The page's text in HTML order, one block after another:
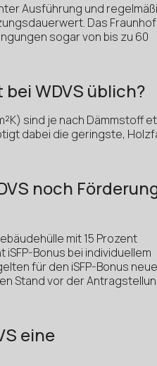
Ausführung und
Das
sogar von bis zu 60
WDVS üblich?
sind je nach Dämmstoff
dabei die geringste,
noch
mit 15 Prozent
Bonus bei individuellem
für den iSFP-Bonus neue
Stand vor der
eine